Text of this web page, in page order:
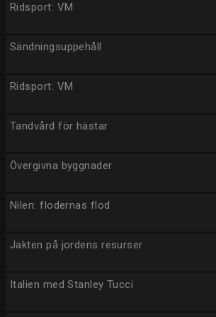
Ridsport: VM
Sändningsuppehåll
Ridsport: VM
Tandvård för hästar
Övergivna byggnader
Nilen: flodernas flod
Jakten på jordens resurser
Italien med Stanley Tucci